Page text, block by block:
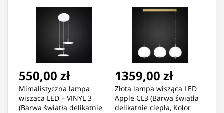
550,00 zł
Mimalistyczna lampa
wisząca LED – VINYL 3
(Barwa światła delikatnie
1359,00 zł
Złota lampa wisząca LED
Apple CL3 (Barwa światła
delikatnie ciepła, Kolor